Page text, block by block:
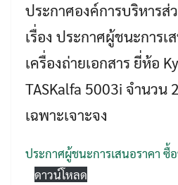
Search
ประกาศองค์การบริหารส่
เรื่อง ประกาศผู้ชนะการ
เครื่องถ่ายเอกสาร ยี่ห้อ
TASKalfa 5003i จำนวน
เฉพาะเจาะจง
ประกาศผู้ชนะการเสนอราคา ซื้
ดาวน์โหลด